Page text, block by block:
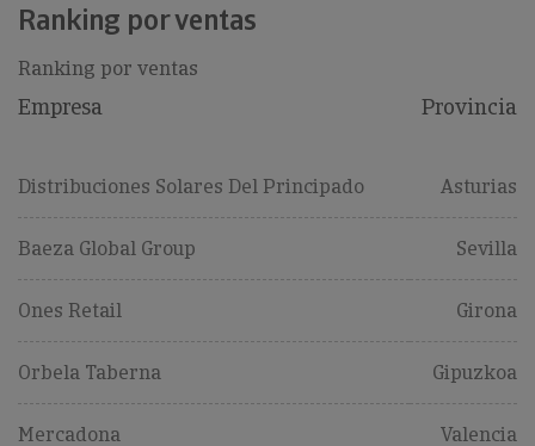
Ranking por ventas
Ranking por ventas
Empresa Provincia
Distribuciones Solares Del Principado Asturias
Baeza Global Group Sevilla
Ones Retail Girona
Orbela Taberna Gipuzkoa
Mercadona Valencia